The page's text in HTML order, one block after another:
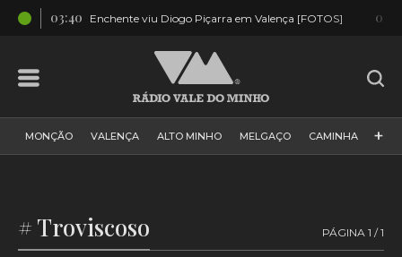
03:40 Enchente viu Diogo Piçarra em Valença [FOTOS]
MONÇÃO VALENÇA ALTO MINHO MELGAÇO CAMINHA +
# Troviscoso PÁGINA 1 / 1